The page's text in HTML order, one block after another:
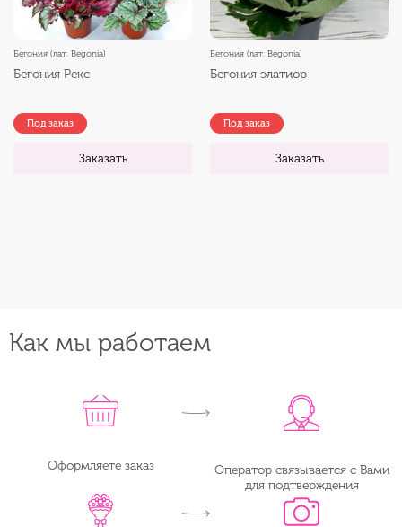
Бегония (лат. Begonia)
Бегония Рекс
Под заказ
Заказать
Бегония (лат. Begonia)
Бегония элатиор
Под заказ
Заказать
Как мы работаем
Оформляете заказ
Оператор связывается с Вами
для подтверждения